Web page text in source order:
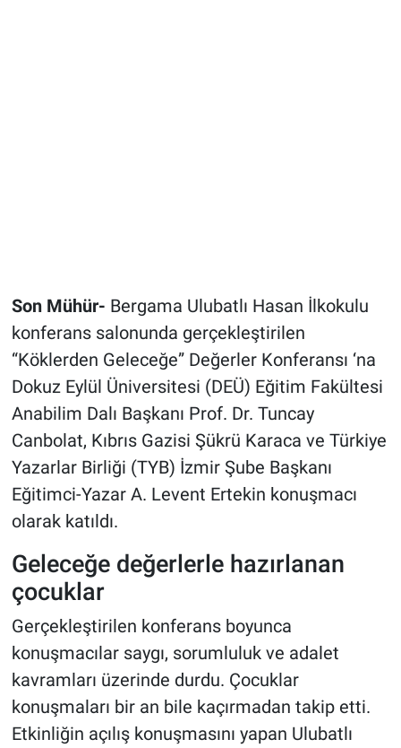
Son Mühür- Bergama Ulubatlı Hasan İlkokulu
konferans salonunda gerçekleştirilen
“Köklerden Geleceğe” Değerler Konferansı ‘na
Dokuz Eylül Üniversitesi (DEÜ) Eğitim Fakültesi
Anabilim Dalı Başkanı Prof. Dr. Tuncay
Canbolat, Kıbrıs Gazisi Şükrü Karaca ve Türkiye
Yazarlar Birliği (TYB) İzmir Şube Başkanı
Eğitimci-Yazar A. Levent Ertekin konuşmacı
olarak katıldı.
Geleceğe değerlerle hazırlanan
çocuklar
Gerçekleştirilen konferans boyunca
konuşmacılar saygı, sorumluluk ve adalet
kavramları üzerinde durdu. Çocuklar
konuşmaları bir an bile kaçırmadan takip etti.
Etkinliğin açılış konuşmasını yapan Ulubatlı